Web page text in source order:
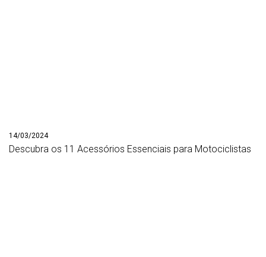
14/03/2024
Descubra os 11 Acessórios Essenciais para Motociclistas